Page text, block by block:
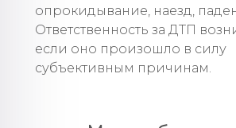
опрокидывание, наезд,
Ответственность за ДТП
если оно произошло в силу
субъективным причинам.